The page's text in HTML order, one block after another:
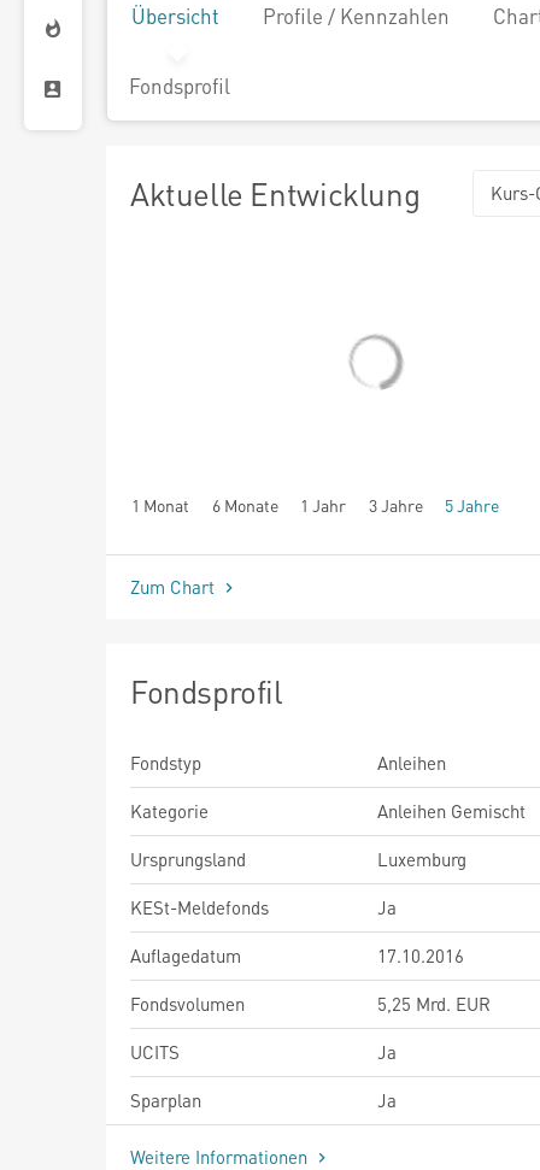
Übersicht Profile / Kennzahlen
Fondsprofil
Aktuelle Entwicklung Kurs-
1 Monat 6 Monate 1 Jahr 3 Jahre 5 Jahre
seit Beginn
Zum Chart
Fondsprofil
Fondstyp
Anleihen
Kategorie
Anleihen Gemischt
Ursprungsland
Luxemburg
KESt-Meldefonds
Ja
Auflagedatum
17.10.2016
Fondsvolumen
5,25 Mrd. EUR
UCITS
Ja
Sparplan
Ja
Weitere Informationen